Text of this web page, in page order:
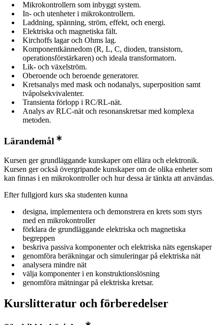
Mikrokontrollern som inbyggt system.
In- och utenheter i mikrokontrollern.
Laddning, spänning, ström, effekt, och energi.
Elektriska och magnetiska fält.
Kirchoffs lagar och Ohms lag.
Komponentkännedom (R, L, C, dioden, transistorn,
operationsförstärkaren) och ideala transformatorn.
Lik- och växelström.
Oberoende och beroende generatorer.
Kretsanalys med mask och nodanalys, superposition samt
tvåpolsekvivalenter.
Transienta förlopp i RC/RL-nät.
Analys av RLC-nät och resonanskretsar med komplexa
metoden.
Lärandemål
Kursen ger grundläggande kunskaper om ellära och elektronik.
Kursen ger också övergripande kunskaper om de olika enheter som
kan finnas i en mikrokontroller och hur dessa är tänkta att användas.
Efter fullgjord kurs ska studenten kunna
designa, implementera och demonstrera en krets som styrs
med en mikrokontroller
förklara de grundläggande elektriska och magnetiska
begreppen
beskriva passiva komponenter och elektriska näts egenskaper
genomföra beräkningar och simuleringar på elektriska nät
analysera mindre nät
välja komponenter i en konstruktionslösning
genomföra mätningar på elektriska kretsar.
Kurslitteratur och förberedelser